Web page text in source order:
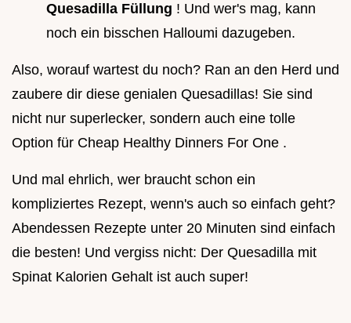
Quesadilla Füllung ! Und wer's mag, kann
noch ein bisschen Halloumi dazugeben.
Also, worauf wartest du noch? Ran an den Herd und
zaubere dir diese genialen Quesadillas! Sie sind
nicht nur superlecker, sondern auch eine tolle
Option für Cheap Healthy Dinners For One .
Und mal ehrlich, wer braucht schon ein
kompliziertes Rezept, wenn's auch so einfach geht?
Abendessen Rezepte unter 20 Minuten sind einfach
die besten! Und vergiss nicht: Der Quesadilla mit
Spinat Kalorien Gehalt ist auch super!